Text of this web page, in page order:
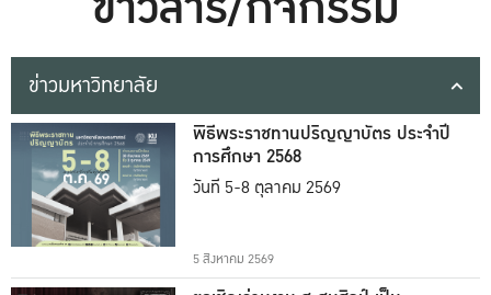
ข่าวมหาวิทยาลัย
พิธีพระราชทานปริญญาบัตร ประจำปี
การศึกษา 2568
วันที่ 5-8 ตุลาคม 2569
5 สิงหาคม 2569